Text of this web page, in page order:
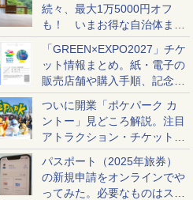
続々、最大1万5000円オフ
も！ いまお得な自治体まと
め
「GREEN×EXPO2027」チケ
ット情報まとめ。紙・電子の
販売店舗や購入手順、記念チ
ケットも解説
ついに開業「ポケパーク カ
ントー」見どころ解説。注目
アトラクション・チケット手
配・来場前に必要な準備は？
パスポート（2025年旅券）
の新規申請をオンラインでや
ってみた。必要なものはスマ